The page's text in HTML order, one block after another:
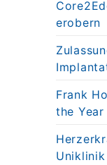
erobern
Frank
the